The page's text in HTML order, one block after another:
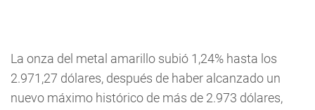
La onza del metal amarillo subió 1,24% hasta los
2.971,27 dólares, después de haber alcanzado un
nuevo máximo histórico de más de 2.973 dólares,